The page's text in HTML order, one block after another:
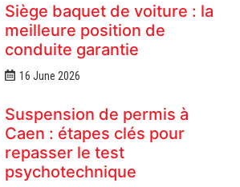
Siège baquet de voiture : la
meilleure position de
conduite garantie
16 June 2026
Suspension de permis à
Caen : étapes clés pour
repasser le test
psychotechnique